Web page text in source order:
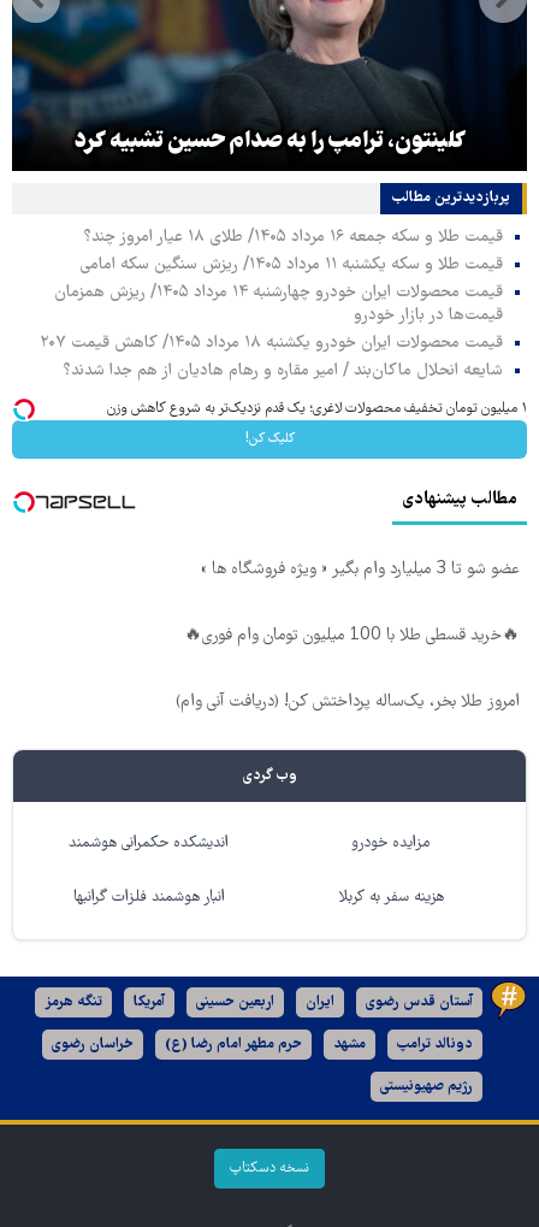
کلینتون، ترامپ را به صدام حسین تشبیه کرد
پربازدیدترین‌ مطالب
قیمت طلا و سکه جمعه ۱۶ مرداد ۱۴۰۵/ طلای ۱۸ عیار امروز چند؟
قیمت طلا و سکه یکشنبه ۱۱ مرداد ۱۴۰۵/ ریزش سنگین سکه امامی
قیمت محصولات ایران خودرو چهارشنبه ۱۴ مرداد ۱۴۰۵/ ریزش همزمان
قیمت‌ها در بازار خودرو
قیمت محصولات ایران خودرو یکشنبه ۱۸ مرداد ۱۴۰۵/ کاهش قیمت ۲۰۷
شایعه انحلال ماکان‌بند / امیر مقاره و رهام هادیان از هم جدا شدند؟
۱ میلیون تومان تخفیف محصولات لاغری؛ یک قدم نزدیک‌تر به شروع کاهش وزن
کلیک کن!
مطالب پیشنهادی
عضو شو تا 3 میلیارد وام بگیر « ویژه فروشگاه ها »
🔥خرید قسطی طلا با 100 میلیون تومان وام فوری🔥
امروز طلا بخر، یک‌ساله پرداختش کن! (دریافت آنی وام)
وب گردی
مزایده خودرو اندیشکده حکمرانی هوشمند
هزینه سفر به کربلا انبار هوشمند فلزات گرانبها
آستان قدس رضوی ایران اربعین حسینی آمریکا تنگه هرمز
دونالد ترامپ مشهد حرم مطهر امام رضا (ع) خراسان رضوی
رژیم صهیونیستی
نسخه دسکتاپ